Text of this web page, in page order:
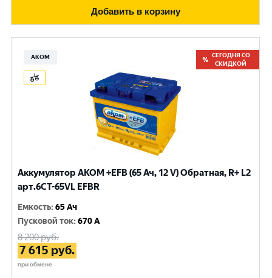
Добавить в корзину
АКОМ
СЕГОДНЯ СО
СКИДКОЙ
Аккумулятор AKOM +EFB (65 Ач, 12 V) Обратная, R+ L2
арт.6CT-65VL EFBR
Емкость:65 Ач
Пусковой ток:670 A
8 200руб.
7 615 руб.
при обмене